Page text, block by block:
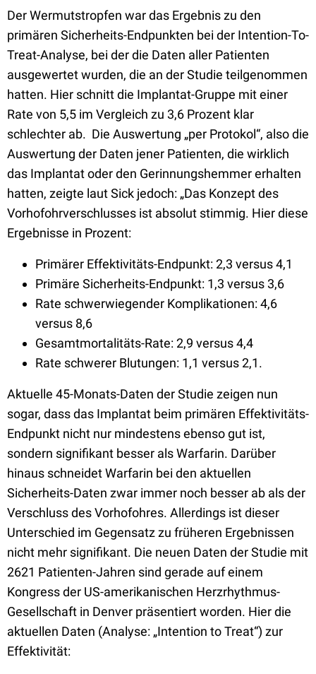
Der Wermutstropfen war das Ergebnis zu den
primären Sicherheits-Endpunkten bei der Intention-To-
Treat-Analyse, bei der die Daten aller Patienten
ausgewertet wurden, die an der Studie teilgenommen
hatten. Hier schnitt die Implantat-Gruppe mit einer
Rate von 5,5 im Vergleich zu 3,6 Prozent klar
schlechter ab. Die Auswertung „per Protokol“, also die
Auswertung der Daten jener Patienten, die wirklich
das Implantat oder den Gerinnungshemmer erhalten
hatten, zeigte laut Sick jedoch: „Das Konzept des
Vorhofohrverschlusses ist absolut stimmig. Hier diese
Ergebnisse in Prozent:
Primärer Effektivitäts-Endpunkt: 2,3 versus 4,1
Primäre Sicherheits-Endpunkt: 1,3 versus 3,6
Rate schwerwiegender Komplikationen: 4,6
versus 8,6
Gesamtmortalitäts-Rate: 2,9 versus 4,4
Rate schwerer Blutungen: 1,1 versus 2,1.
Aktuelle 45-Monats-Daten der Studie zeigen nun
sogar, dass das Implantat beim primären Effektivitäts-
Endpunkt nicht nur mindestens ebenso gut ist,
sondern signifikant besser als Warfarin. Darüber
hinaus schneidet Warfarin bei den aktuellen
Sicherheits-Daten zwar immer noch besser ab als der
Verschluss des Vorhofohres. Allerdings ist dieser
Unterschied im Gegensatz zu früheren Ergebnissen
nicht mehr signifikant. Die neuen Daten der Studie mit
2621 Patienten-Jahren sind gerade auf einem
Kongress der US-amerikanischen Herzrhythmus-
Gesellschaft in Denver präsentiert worden. Hier die
aktuellen Daten (Analyse: „Intention to Treat“) zur
Effektivität: